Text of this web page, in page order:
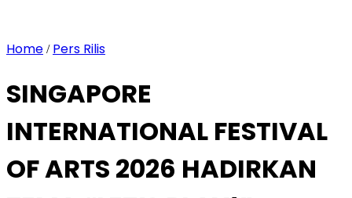
Home / Pers Rilis
SINGAPORE
INTERNATIONAL FESTIVAL
OF ARTS 2026 HADIRKAN